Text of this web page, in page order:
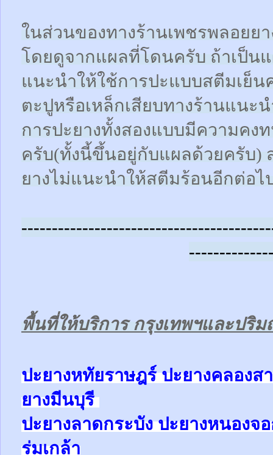
ในส่วนของทางร้านเพชรพลอยย
โดยดูจากแผลที่โดนครับ ถ้าเป็น
แนะนำให้ใช้การปะแบบสตีมเย็
ตะปูหรือเหล็กเสียบทางร้านแนะ
การปะยางทั้งสองแบบมีความคง
ครับ(ทั้งนี้ขึ้นอยู่กับแผลด้วยครับ)
ยางไม่แนะนำให้สตีมร้อนอีกต่อไ
พื้นที่ให้บริการ กรุงเทพฯและปริ
ปะยางหทัยราษฎร์ ปะยางคลองส
ยางมีนบุรี
ปะยางลาดกระบัง ปะยางหนองจ
ร่มเกล้า